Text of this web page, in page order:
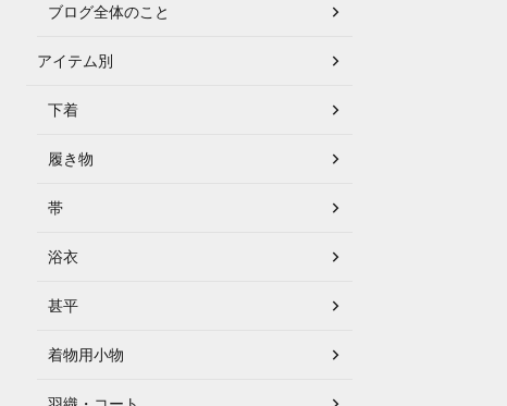
ブログ全体のこと
アイテム別
下着
履き物
帯
浴衣
甚平
着物用小物